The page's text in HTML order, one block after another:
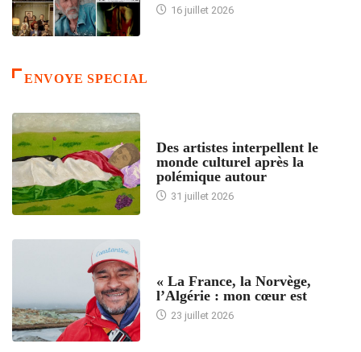
16 juillet 2026
ENVOYE SPECIAL
Des artistes interpellent le
monde culturel après la
polémique autour
31 juillet 2026
« La France, la Norvège,
l’Algérie : mon cœur est
23 juillet 2026